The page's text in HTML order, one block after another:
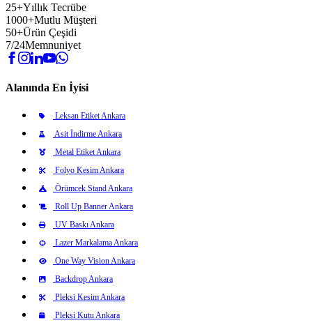
25+Yıllık Tecrübe
1000+Mutlu Müşteri
50+Ürün Çeşidi
7/24Memnuniyet
Alanında En İyisi
Leksan Etiket Ankara
Asit İndirme Ankara
Metal Etiket Ankara
Folyo Kesim Ankara
Örümcek Stand Ankara
Roll Up Banner Ankara
UV Baskı Ankara
Lazer Markalama Ankara
One Way Vision Ankara
Backdrop Ankara
Pleksi Kesim Ankara
Pleksi Kutu Ankara